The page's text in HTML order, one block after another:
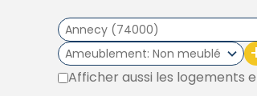
Ameublement Non meublé
Afficher aussi les logements